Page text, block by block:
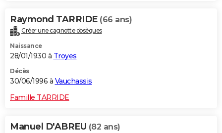
Raymond TARRIDE (66 ans)
Créer une cagnotte obsèques
Naissance
28/01/1930 à Troyes
Décès
30/06/1996 à Vauchassis
Famille TARRIDE
Manuel D'ABREU (82 ans)